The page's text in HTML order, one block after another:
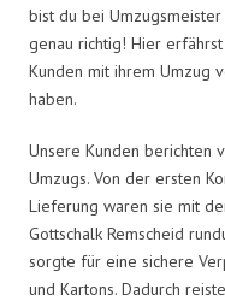
bist du bei Umzugsmeister
genau richtig! Hier
Kunden mit ihrem Umzug
haben.
Unsere Kunden berichten
Umzugs. Von der ersten
Lieferung waren sie mit
Gottschalk Remscheid
sorgte für eine sichere
und Kartons. Dadurch